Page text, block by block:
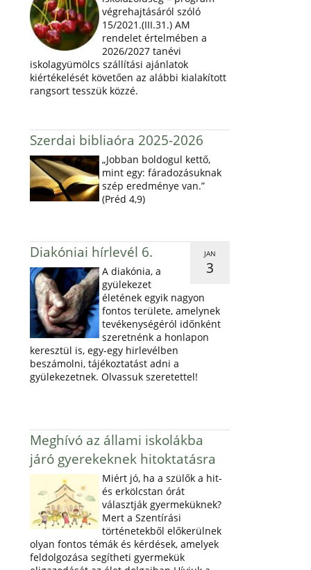
végrehajtásáról szóló
15/2021.(III.31.) AM
rendelet értelmében a
2026/2027 tanévi
iskolagyümölcs szállítási ajánlatok
kiértékelését követően az alábbi kialakított
rangsort tesszük közzé.
Szerdai bibliaóra 2025-2026
„Jobban boldogul kettő,
mint egy: fáradozásuknak
szép eredménye van.”
(Préd 4,9)
JAN
3
Diakóniai hírlevél 6.
A diakónia, a
gyülekezet
életének egyik nagyon
fontos területe, amelynek
tevékenységéról időnként
szeretnénk a honlapon
keresztül is, egy-egy hirlevélben
beszámolni, tájékoztatást adni a
gyülekezetnek. Olvassuk szeretettel!
Meghívó az állami iskolákba
járó gyerekeknek hitoktatásra
Miért jó, ha a szülők a hit-
és erkölcstan órát
választják gyermeküknek?
Mert a Szentírási
történetekből előkerülnek
olyan fontos témák és kérdések, amelyek
feldolgozása segítheti gyermekük